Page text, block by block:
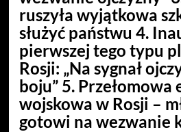
ruszyła wyjątkowa
służyć państwu 4.
pierwszej tego typu
Rosji: „Na sygnał
boju” 5. Przełomowa
wojskowa w Rosji –
gotowi na wezwanie